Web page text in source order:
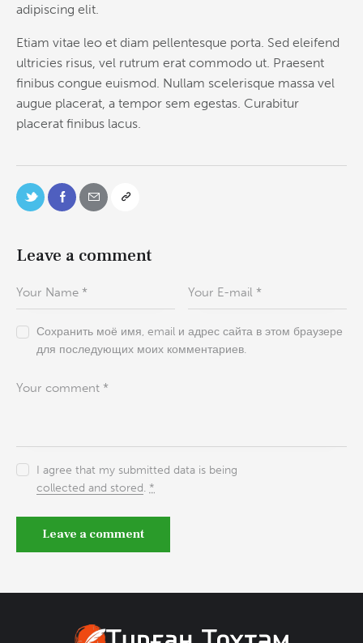
adipiscing elit.
Etiam vitae leo et diam pellentesque porta. Sed eleifend
ultricies risus, vel rutrum erat commodo ut. Praesent
finibus congue euismod. Nullam scelerisque massa vel
augue placerat, a tempor sem egestas. Curabitur
placerat finibus lacus.
Leave a comment
Сохранить моё имя, email и адрес сайта в этом браузере
для последующих моих комментариев.
I agree that my submitted data is being
collected and stored. *